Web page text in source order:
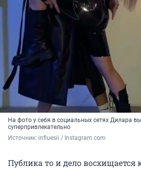
На фото у себя в социальных сетях Дилара
суперпривлекательно
Источник: influesii / Instagram.com
Публика то и дело восхищается